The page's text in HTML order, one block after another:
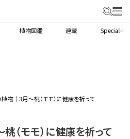
植物図鑑 連載 Special
物｜3月～桃（モモ）に健康を祈って
（モモ）に健康を祈って